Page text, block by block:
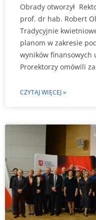
Obrady otworzył
prof. dr hab. Robert
Tradycyjnie
planom w zakresie
wyników finansowych
Prorektorzy omówili
CZYTAJ WIĘCEJ »